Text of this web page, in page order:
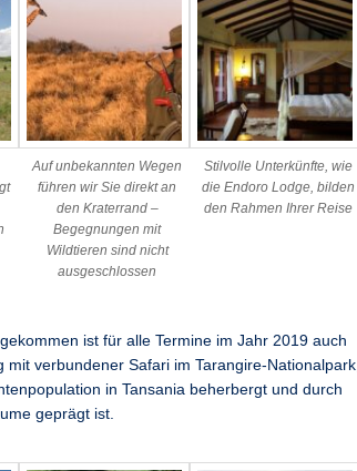
Auf unbekannten Wegen
führen wir Sie direkt an
den Kraterrand –
Begegnungen mit
Wildtieren sind nicht
ausgeschlossen
Stilvolle Unterkünfte, wie
die Endoro Lodge, bilden
den Rahmen Ihrer Reise
ist für alle Termine im Jahr 2019 auch
mit verbundener Safari im Tarangire-Nationalpark,
in Tansania beherbergt und durch
geprägt ist.